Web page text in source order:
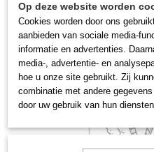
Op deze website worden
Cookies worden door ons
aanbieden van sociale media-
informatie en advertenties.
media-, advertentie- en
hoe u onze site gebruikt. Zij
combinatie met andere
door uw gebruik van hun